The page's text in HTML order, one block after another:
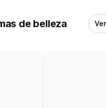
de belleza